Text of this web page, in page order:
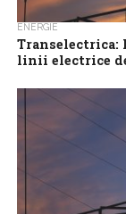
ENERGIE
Transelectrica:
linii electrice
România are,
interconexiune cu